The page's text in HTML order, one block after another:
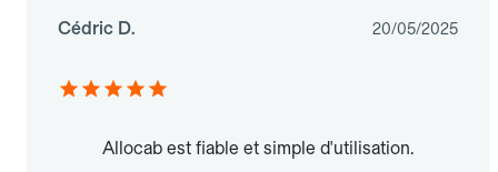
Cédric D. 20/05/2025
Allocab est fiable et simple d'utilisation.